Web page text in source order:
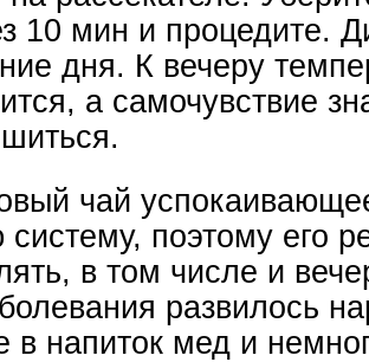
10 мин и процедите.
дня. К вечеру
а самочувствие
чай
систему, поэтому его
в том числе и
развилось
в напиток мед и